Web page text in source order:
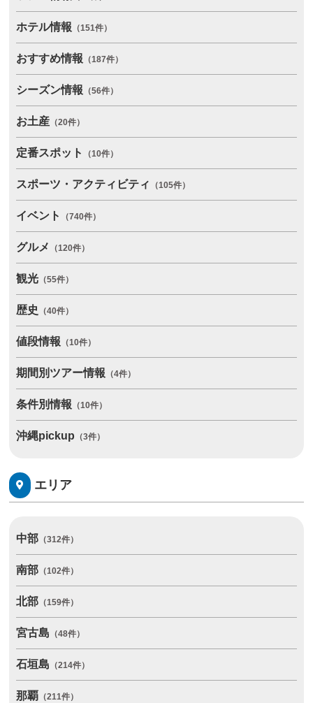
ホテル情報 （151件）
おすすめ情報 （187件）
シーズン情報 （56件）
お土産 （20件）
定番スポット （10件）
スポーツ・アクティビティ （105件）
イベント （740件）
グルメ （120件）
観光 （55件）
歴史 （40件）
値段情報 （10件）
期間別ツアー情報 （4件）
条件別情報 （10件）
沖縄pickup （3件）
エリア
中部 （312件）
南部 （102件）
北部 （159件）
宮古島 （48件）
石垣島 （214件）
那覇 （211件）